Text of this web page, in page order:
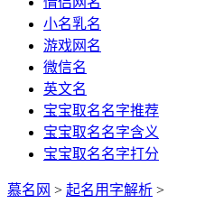
小名乳名
游戏网名
微信名
英文名
宝宝取名名字推荐
宝宝取名名字含义
宝宝取名名字打分
慕名网 > 起名用字解析 >